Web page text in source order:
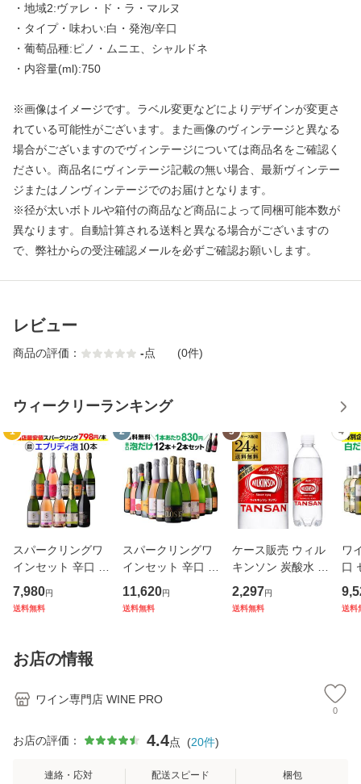
・地域2:ヴァレ・ド・ラ・マルヌ
・タイプ・味わい:白・発泡/辛口
・葡萄品種:ピノ・ムニエ、シャルドネ
・内容量(ml):750
※画像はイメージです。ラベル変更などによりデザインが変更さ
れている可能性がございます。また画像のヴィンテージと異なる
場合がございますのでヴィンテージについては商品名をご確認く
ださい。商品名にヴィンテージ記載の無い場合、最新ヴィンテー
ジまたはノンヴィンテージでのお届けとなります。
※径が太いボトルや箱付の商品など商品によって同梱可能本数が
異なります。自動計算される送料と異なる場合がございますの
で、弊社からの受注確認メールを必ずご確認お願いします。
レビュー
商品の評価： -点 (0件)
ウィークリーランキング
1
スパークリングワ
インセット 辛口 白
ロゼ 赤 10本セッ
ト 泡だけ エブリデ
7,980円
送料無料
2
スパークリングワ
インセット 辛口 1
2本 +2本 計14本セ
ット 送料無料 泡だ
11,620円
送料無料
3
ケース販売 ウィル
キンソン 炭酸水 5
00ml×24本 PET ウ
イルキンソン GLY
2,297円
送料無料
4
ワ
口
ッ
け
送料
お店の情報
ワイン専門店 WINE PRO
0
お店の評価： 4.4点 (20件)
連絡・応対 配送スピード 梱包